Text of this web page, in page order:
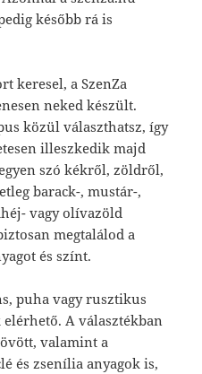
később rá is
keresel, a SzenZa
neked készült.
közül választhatsz, így
illeszkedik majd
szó kékről, zöldről,
barack-, mustár-,
vagy olívazöld
megtalálod a
és színt.
puha vagy rusztikus
A választékban
valamint a
és zsenília anyagok is,